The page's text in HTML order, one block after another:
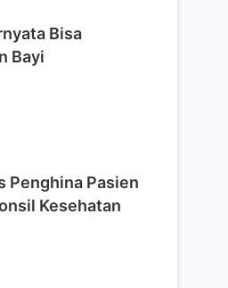
Bisa
Bayi
Penghina Pasien
Kesehatan